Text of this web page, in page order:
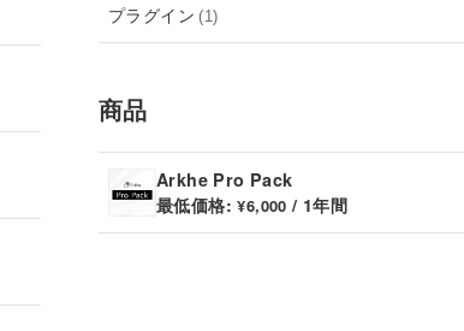
プラグイン (1)
商品
Arkhe Pro Pack
最低価格:¥6,000 / 1年間